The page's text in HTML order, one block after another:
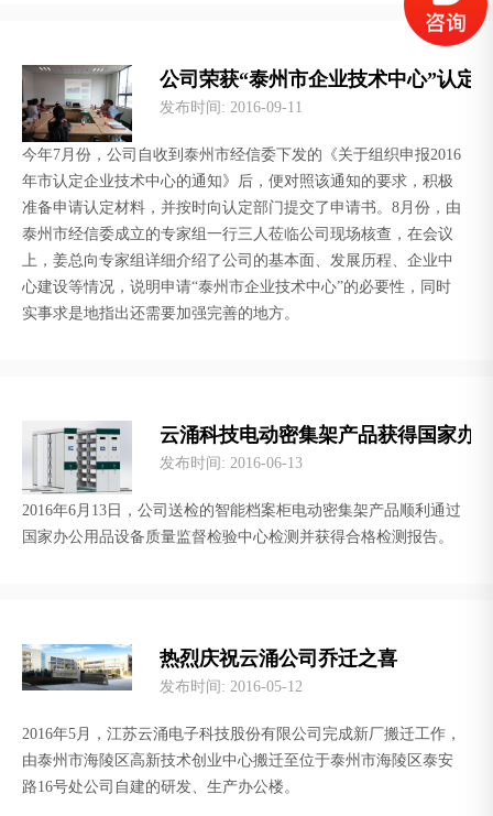
公司荣获“泰州市企业技术中心”认定
发布时间 : 2016-09-11
今年7月份，公司自收到泰州市经信委下发的《关于组织申报2016
年市认定企业技术中心的通知》后，便对照该通知的要求，积极
准备申请认定材料，并按时向认定部门提交了申请书。8月份，由
泰州市经信委成立的专家组一行三人莅临公司现场核查，在会议
上，姜总向专家组详细介绍了公司的基本面、发展历程、企业中
心建设等情况，说明申请“泰州市企业技术中心”的必要性，同时
实事求是地指出还需要加强完善的地方。
云涌科技电动密集架产品获得国家办
发布时间 : 2016-06-13
2016年6月13日，公司送检的智能档案柜电动密集架产品顺利通过
国家办公用品设备质量监督检验中心检测并获得合格检测报告。
热烈庆祝云涌公司乔迁之喜
发布时间 : 2016-05-12
2016年5月，江苏云涌电子科技股份有限公司完成新厂搬迁工作，
由泰州市海陵区高新技术创业中心搬迁至位于泰州市海陵区泰安
路16号处公司自建的研发、生产办公楼。